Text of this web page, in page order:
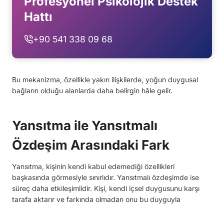
Hattı
+90 541 338 09 68
Bu mekanizma, özellikle yakın ilişkilerde, yoğun duygusal
bağların olduğu alanlarda daha belirgin hâle gelir.
Yansıtma ile Yansıtmalı
Özdeşim Arasındaki Fark
Yansıtma, kişinin kendi kabul edemediği özellikleri
başkasında görmesiyle sınırlıdır. Yansıtmalı özdeşimde ise
süreç daha etkileşimlidir. Kişi, kendi içsel duygusunu karşı
tarafa aktarır ve farkında olmadan onu bu duyguyla